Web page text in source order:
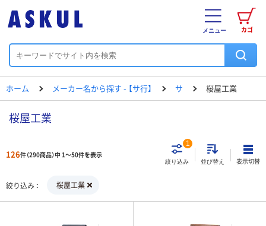
カゴ
メニュー
ホーム メーカー名から探す - 【サ行】 サ 桜屋工業
桜屋工業
126件（290商品）中 1～50件を表示
絞り込み
1
並び替え 表示切替
絞り込み 桜屋工業